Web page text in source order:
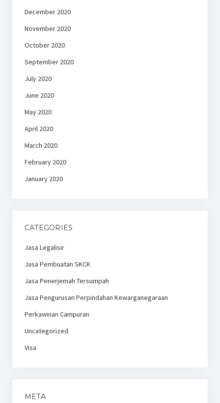
December 2020
November 2020
October 2020
September 2020
July 2020
June 2020
May 2020
April 2020
March 2020
February 2020
January 2020
CATEGORIES
Jasa Legalisir
Jasa Pembuatan SKCK
Jasa Penerjemah Tersumpah
Jasa Pengurusan Perpindahan Kewarganegaraan
Perkawinan Campuran
Uncategorized
Visa
META